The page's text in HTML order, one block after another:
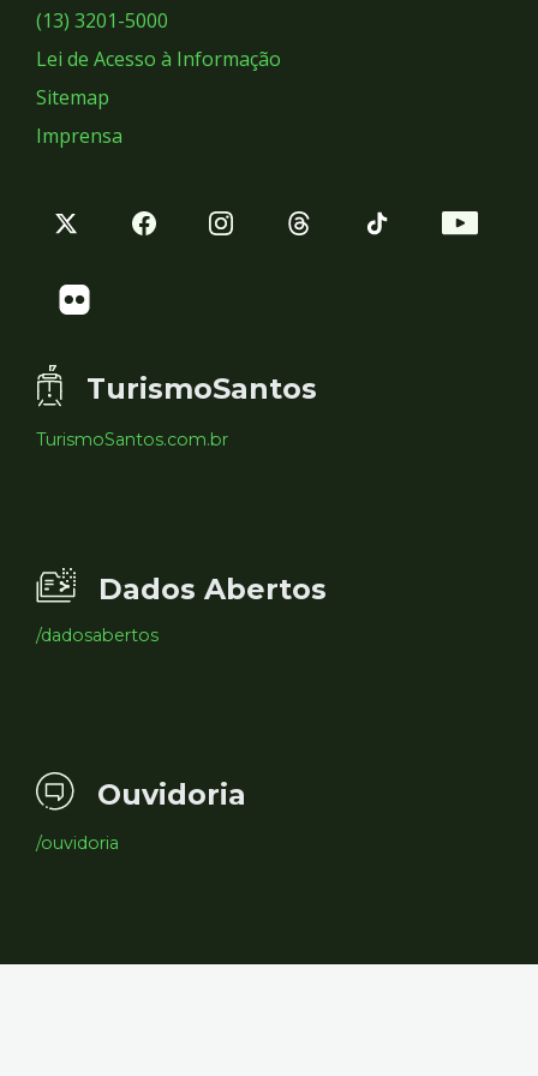
Sociais
(13) 3201-5000
Lei de Acesso à Informação
Sitemap
Imprensa
TurismoSantos
TurismoSantos.com.br
Dados Abertos
/dadosabertos
Ouvidoria
/ouvidoria